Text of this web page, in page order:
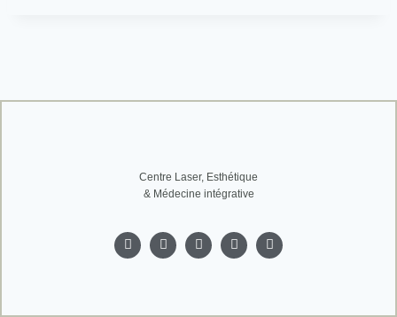
Centre Laser, Esthétique
& Médecine intégrative